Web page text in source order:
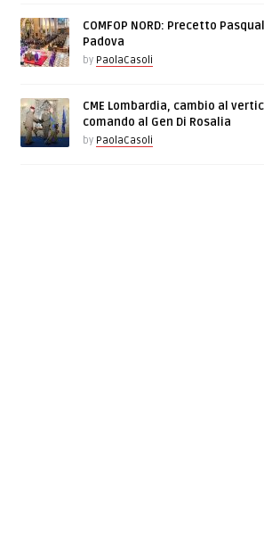
COMFOP NORD: Precetto
Padova
by PaolaCasoli
CME Lombardia, cambio al
comando al Gen Di Rosalia
by PaolaCasoli